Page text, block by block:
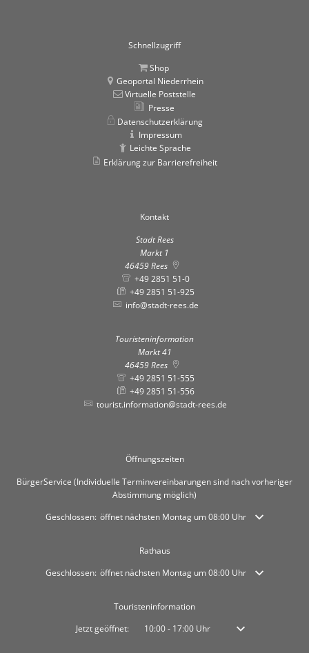
Schnellzugriff
Shop
Geoportal Niederrhein
Virtuelle Poststelle
Presse
Datenschutzerklärung
Impressum
Leichte Sprache
Erklärung zur Barrierefreiheit
Kontakt
Stadt Rees
Markt 1
46459Rees
+49 2851 51-0
+49 2851 51-925
info@stadt-rees.de
Touristeninformation
Markt 41
46459Rees
+49 2851 51-555
+49 2851 51-556
tourist.information@stadt-rees.de
Öffnungszeiten
BürgerService (Individuelle Terminvereinbarungen sind nach vorheriger
Abstimmung möglich)
Klicken, um weitere Öffnungs- oder Schließzeiten auszublenden
Geschlossen: öffnet nächsten Montag um 08:00 Uhr
Rathaus
Klicken, um weitere Öffnungs- oder Schließzeiten auszublenden
Geschlossen: öffnet nächsten Montag um 08:00 Uhr
Touristeninformation
Klicken, um weitere Öffnungs- oder Schließzeiten auszublenden
Jetzt geöffnet: 10:00- 17:00Uhr Von 10:00 bis 17:00